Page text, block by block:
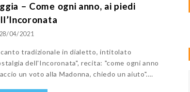
– Come ogni anno, ai piedi
28/04/2021
tradizionale in dialetto, intitolato
dell'Incoronata", recita: "come ogni anno
un voto alla Madonna, chiedo un aiuto".…